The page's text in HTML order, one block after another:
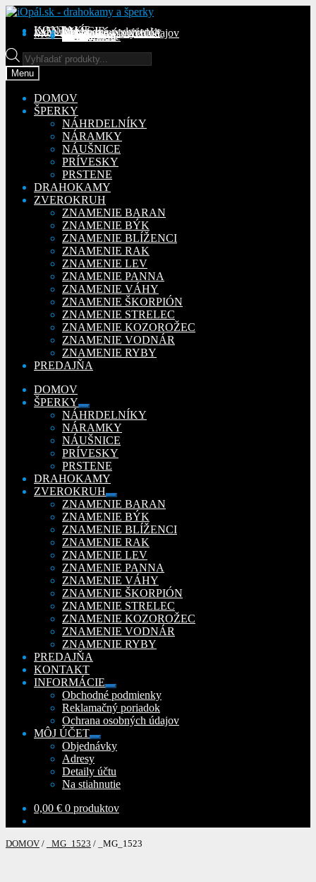
Preskočiť
navigáciu
Preskočiť
obsah
KONTAKT
INFORMÁCIE
Obchodné podmienky
Reklamačný poriadok
Ochrana osobných údajov
MÔJ ÚČETObjednávky
Adresy
Detaily účtu
Na stiahnutie
Products
search
Menu
DOMOV
ŠPERKY
NÁHRDELNÍKY
NÁRAMKY
NÁUŠNICE
PRÍVESKY
PRSTENE
DRAHOKAMY
ZVEROKRUH
ZNAMENIE BARAN
ZNAMENIE BÝK
ZNAMENIE BLÍŽENCI
ZNAMENIE RAK
ZNAMENIE LEV
ZNAMENIE PANNA
ZNAMENIE VÁHY
ZNAMENIE ŠKORPIÓN
ZNAMENIE STRELEC
ZNAMENIE KOZOROŽEC
ZNAMENIE VODNÁR
ZNAMENIE RYBY
PREDAJŇA
DOMOV
ŠPERKY
Rozbaliť
podradené
menu
NÁHRDELNÍKY
NÁRAMKY
NÁUŠNICE
PRÍVESKY
PRSTENE
DRAHOKAMY
ZVEROKRUH
Rozbaliť
podradené
menu
ZNAMENIE BARAN
ZNAMENIE BÝK
ZNAMENIE BLÍŽENCI
ZNAMENIE RAK
ZNAMENIE LEV
ZNAMENIE PANNA
ZNAMENIE VÁHY
ZNAMENIE ŠKORPIÓN
ZNAMENIE STRELEC
ZNAMENIE KOZOROŽEC
ZNAMENIE VODNÁR
ZNAMENIE RYBY
PREDAJŇA
KONTAKT
INFORMÁCIE
Rozbaliť
podradené
menu
Obchodné podmienky
Reklamačný poriadok
Ochrana osobných údajov
MÔJ ÚČET
Rozbaliť
podradené
Objednávky
Adresy
Detaily účtu
Na stiahnutie
0,00 € 0 produktov
DOMOV / _MG_1523 / _MG_1523